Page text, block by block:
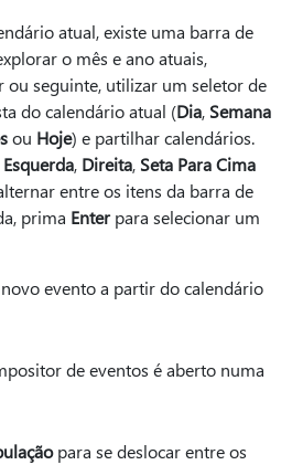
atual, existe uma barra de
o mês e ano atuais,
ou seguinte, utilizar um seletor de
do calendário atual (Dia, Semana
ou Hoje) e partilhar calendários.
, Direita, Seta Para Cima
entre os itens da barra de
prima Enterpara selecionar um
evento a partir do calendário
de eventos é aberto numa
para se deslocar entre os